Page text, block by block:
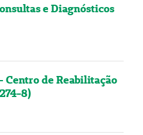
e Diagnósticos
Centro de Reabilitação
8)